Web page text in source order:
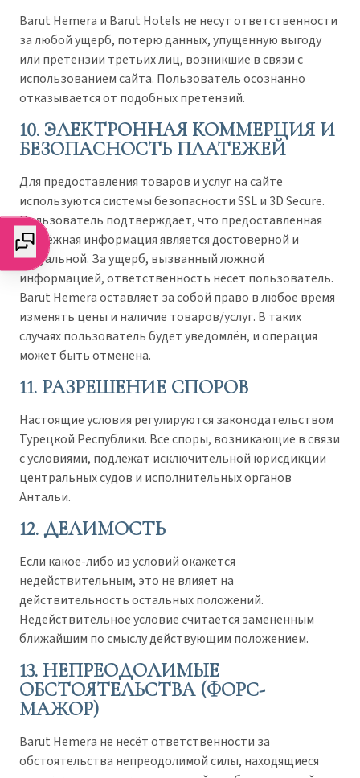
Barut Hemera и Barut Hotels не несут ответственности
за любой ущерб, потерю данных, упущенную выгоду
или претензии третьих лиц, возникшие в связи с
использованием сайта. Пользователь осознанно
отказывается от подобных претензий.
10. ЭЛЕКТРОННАЯ КОММЕРЦИЯ И
БЕЗОПАСНОСТЬ ПЛАТЕЖЕЙ
Для предоставления товаров и услуг на сайте
используются системы безопасности SSL и 3D Secure.
Пользователь подтверждает, что предоставленная
платёжная информация является достоверной и
актуальной. За ущерб, вызванный ложной
информацией, ответственность несёт пользователь.
Barut Hemera оставляет за собой право в любое время
изменять цены и наличие товаров/услуг. В таких
случаях пользователь будет уведомлён, и операция
может быть отменена.
11. РАЗРЕШЕНИЕ СПОРОВ
Настоящие условия регулируются законодательством
Турецкой Республики. Все споры, возникающие в связи
с условиями, подлежат исключительной юрисдикции
центральных судов и исполнительных органов
Антальи.
12. ДЕЛИМОСТЬ
Если какое-либо из условий окажется
недействительным, это не влияет на
действительность остальных положений.
Недействительное условие считается заменённым
ближайшим по смыслу действующим положением.
13. НЕПРЕОДОЛИМЫЕ
ОБСТОЯТЕЛЬСТВА (ФОРС-
МАЖОР)
Barut Hemera не несёт ответственности за
обстоятельства непреодолимой силы, находящиеся